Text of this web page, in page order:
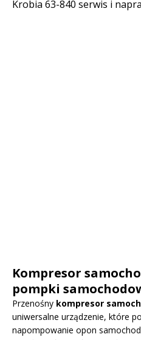
Krobia 63-840 serwis i
Kompresor
pompki
Przenośny kompresor
uniwersalne urządzenie, które
napompowanie opon